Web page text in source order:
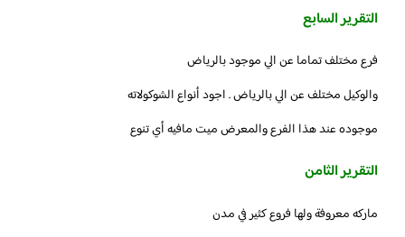
التقرير السابع
فرع مختلف تماما عن الي موجود بالرياض
والوكيل مختلف عن الي بالرياض . اجود أنواع الشوكولاته
موجوده عند هذا الفرع والمعرض ميت مافيه أي تنوع
التقرير الثامن
ماركه معروفة ولها فروع كثير في مدن